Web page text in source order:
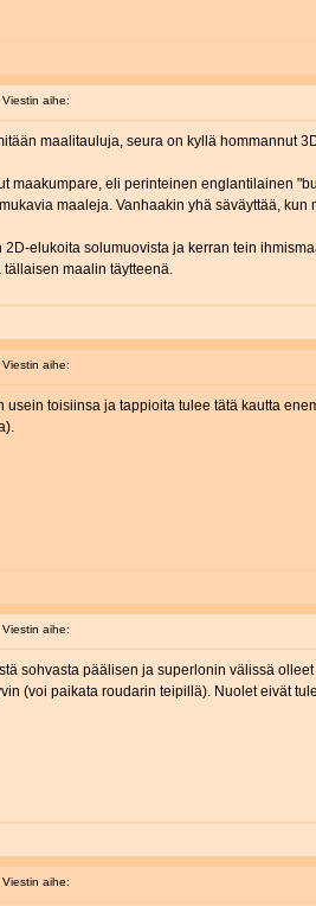
aihe:
maalitauluja, seura on kyllä hommannut
maakumpare, eli perinteinen englantilainen
maaleja. Vanhaakin yhä säväyttää,
2D-elukoita solumuovista ja kerran tein
maalin täytteenä.
aihe:
usein toisiinsa ja tappioita tulee tätä kautta
aihe:
sohvasta päälisen ja superlonin välissä
(voi paikata roudarin teipillä). Nuolet eivät
aihe: